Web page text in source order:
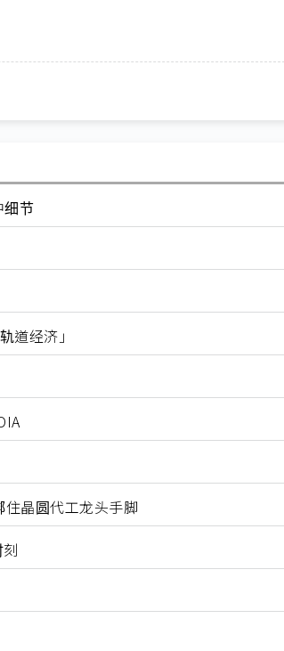
节
道经济」
晶圆代工龙头手脚